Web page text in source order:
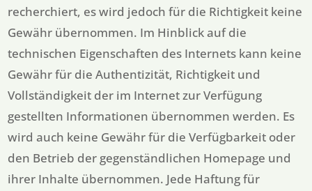
recherchiert, es wird jedoch für die Richtigkeit keine
Gewähr übernommen. Im Hinblick auf die
technischen Eigenschaften des Internets kann keine
Gewähr für die Authentizität, Richtigkeit und
Vollständigkeit der im Internet zur Verfügung
gestellten Informationen übernommen werden. Es
wird auch keine Gewähr für die Verfügbarkeit oder
den Betrieb der gegenständlichen Homepage und
ihrer Inhalte übernommen. Jede Haftung für